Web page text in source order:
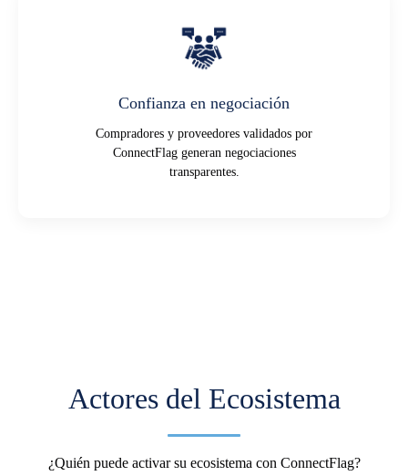
Confianza en negociación
Compradores y proveedores validados por
ConnectFlag generan negociaciones
transparentes.
Actores del Ecosistema
¿Quién puede activar su ecosistema con ConnectFlag?